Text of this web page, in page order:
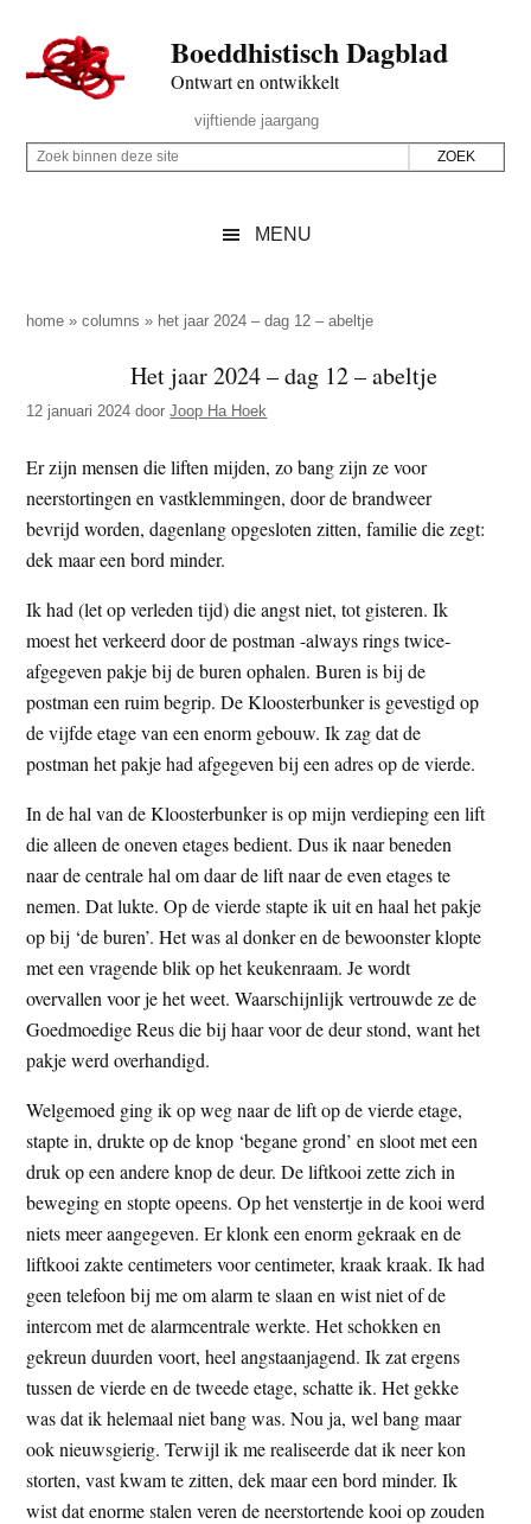
naar
de
inhoud
secondary
naar
de
sidebar
naar
de
Boeddhistisch Dagblad
Ontwart en ontwikkelt
Rechts
vijftiende jaargang
Z
p
z
e
s
i
t
Z
i
e
d
e
z
e
i
t
e
MENU
home »columns » het jaar 2024 – dag 12 – abeltje
Het jaar 2024 – dag 12 – abeltje
12 januari 2024 doorJoop Ha Hoek
Er zijn mensen die liften mijden, zo bang zijn ze voor
neerstortingen en vastklemmingen, door de brandweer
bevrijd worden, dagenlang opgesloten zitten, familie die zegt:
dek maar een bord minder.
Ik had (let op verleden tijd) die angst niet, tot gisteren. Ik
moest het verkeerd door de postman -always rings twice-
afgegeven pakje bij de buren ophalen. Buren is bij de
postman een ruim begrip. De Kloosterbunker is gevestigd op
de vijfde etage van een enorm gebouw. Ik zag dat de
postman het pakje had afgegeven bij een adres op de vierde.
In de hal van de Kloosterbunker is op mijn verdieping een lift
die alleen de oneven etages bedient. Dus ik naar beneden
naar de centrale hal om daar de lift naar de even etages te
nemen. Dat lukte. Op de vierde stapte ik uit en haal het pakje
op bij ‘de buren’. Het was al donker en de bewoonster klopte
met een vragende blik op het keukenraam. Je wordt
overvallen voor je het weet. Waarschijnlijk vertrouwde ze de
Goedmoedige Reus die bij haar voor de deur stond, want het
pakje werd overhandigd.
Welgemoed ging ik op weg naar de lift op de vierde etage,
stapte in, drukte op de knop ‘begane grond’ en sloot met een
druk op een andere knop de deur. De liftkooi zette zich in
beweging en stopte opeens. Op het venstertje in de kooi werd
niets meer aangegeven. Er klonk een enorm gekraak en de
liftkooi zakte centimeters voor centimeter, kraak kraak. Ik had
geen telefoon bij me om alarm te slaan en wist niet of de
intercom met de alarmcentrale werkte. Het schokken en
gekreun duurden voort, heel angstaanjagend. Ik zat ergens
tussen de vierde en de tweede etage, schatte ik. Het gekke
was dat ik helemaal niet bang was. Nou ja, wel bang maar
ook nieuwsgierig. Terwijl ik me realiseerde dat ik neer kon
storten, vast kwam te zitten, dek maar een bord minder. Ik
wist dat enorme stalen veren de neerstortende kooi op zouden